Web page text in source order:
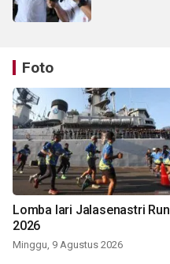
Foto
Lomba lari Jalasenastri Run
2026
Minggu, 9 Agustus 2026